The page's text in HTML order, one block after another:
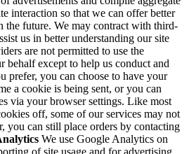
interaction so that we can offer better
the future. We may contract with third-
us in better understanding our site
are not permitted to use the
behalf except to help us conduct and
prefer, you can choose to have your
a cookie is being sent, or you can
via your browser settings. Like most
off, some of our services may not
you can still place orders by contacting
We use Google Analytics on
of site usage and for advertising